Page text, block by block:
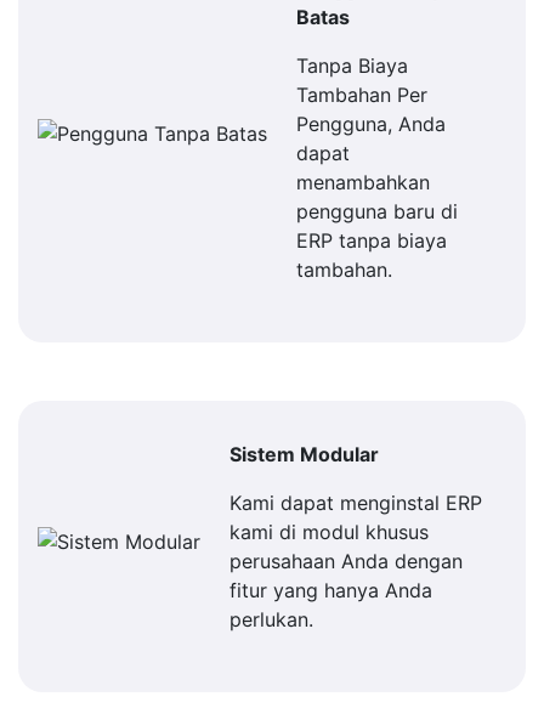
Batas
Tanpa Biaya
Tambahan Per
Pengguna, Anda
dapat
menambahkan
pengguna baru di
ERP tanpa biaya
tambahan.
Sistem Modular
Kami dapat menginstal ERP
kami di modul khusus
perusahaan Anda dengan
fitur yang hanya Anda
perlukan.